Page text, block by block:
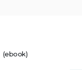
(ebook)